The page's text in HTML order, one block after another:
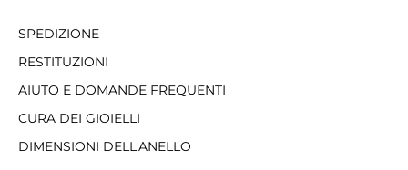
SPEDIZIONE
RESTITUZIONI
AIUTO E DOMANDE FREQUENTI
CURA DEI GIOIELLI
DIMENSIONI DELL'ANELLO